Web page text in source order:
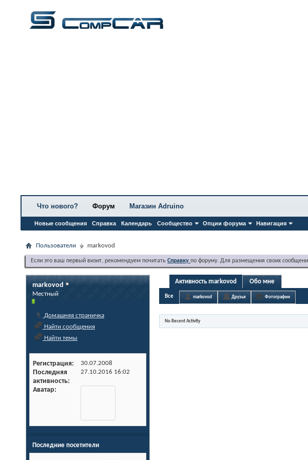
Что нового? Форум
Новые сообщения Справка Календарь Сообщество Опции форума Навигация
Магазин Adruino
Пользователи markovod
Если это ваш первый визит, рекомендуем почитать Справку по форуму. Для размещения своих
markovod
Местный
Домашняя страничка
Найти сообщения
Найти темы
Регистрация 30.07.2008
Последняя
активность
27.10.2016 16:02
Аватар
Последние посетители
Активность markovod Обо мне
Все markovod Друзья Фотографии
No Recent Activity